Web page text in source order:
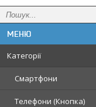
Категорії
Смартфони
Телефони (Кнопка)